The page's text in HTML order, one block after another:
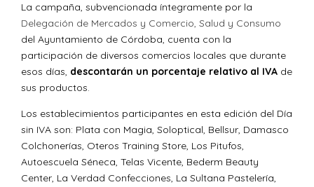
La campaña, subvencionada íntegramente por la
Delegación de Mercados y Comercio, Salud y Consumo
del Ayuntamiento de Córdoba, cuenta con la
participación de diversos comercios locales que durante
esos días, descontarán un porcentaje relativo al IVA de
sus productos.
Los establecimientos participantes en esta edición del Día
sin IVA son: Plata con Magia, Soloptical, Bellsur, Damasco
Colchonerías, Oteros Training Store, Los Pitufos,
Autoescuela Séneca, Telas Vicente, Bederm Beauty
Center, La Verdad Confecciones, La Sultana Pastelería,